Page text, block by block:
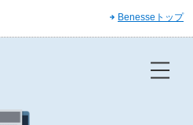
Benesseトップ